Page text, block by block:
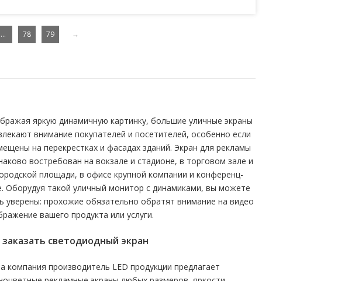
... 78 79 →
яркую динамичную картинку, большие уличные экраны
внимание покупателей и посетителей, особенно если
на перекрестках и фасадах зданий. Экран для рекламы
востребован на вокзале и стадионе, в торговом зале и
площади, в офисе крупной компании и конференц-
Оборудуя такой уличный монитор с динамиками, вы можете
уверены: прохожие обязательно обратят внимание на видео
вашего продукта или услуги.
заказать светодиодный экран
компания производитель LED продукции предлагает